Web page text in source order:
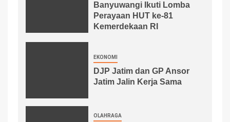
Banyuwangi Ikuti Lomba
Perayaan HUT ke-81
Kemerdekaan RI
EKONOMI
DJP Jatim dan GP Ansor
Jatim Jalin Kerja Sama
OLAHRAGA